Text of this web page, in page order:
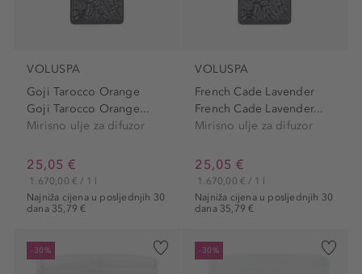
VOLUSPA
Goji Tarocco Orange
Goji Tarocco Orange...
Mirisno ulje za difuzor
25,05 €
Najniža cijena u posljednjih 30
dana 35,79 €
1.670,00 € / 1 l
VOLUSPA
French Cade Lavender
French Cade Lavender...
Mirisno ulje za difuzor
25,05 €
Najniža cijena u posljednjih 30
dana 35,79 €
1.670,00 € / 1 l
-30% -30%